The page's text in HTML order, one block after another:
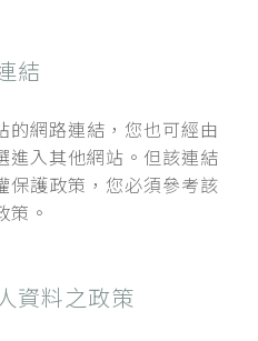
結
的網路連結，您也可經由
進入其他網站。但該連結
保護政策，您必須參考該
策。
資料之政策